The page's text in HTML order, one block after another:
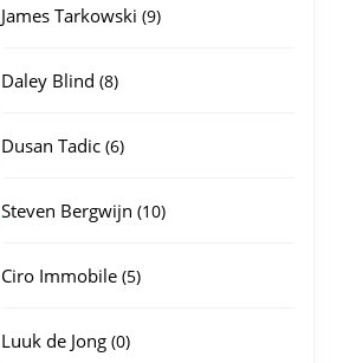
James Tarkowski 99
Daley Blind 88
Dusan Tadic 66
Steven Bergwijn 1010
Ciro Immobile 55
Luuk de Jong 00